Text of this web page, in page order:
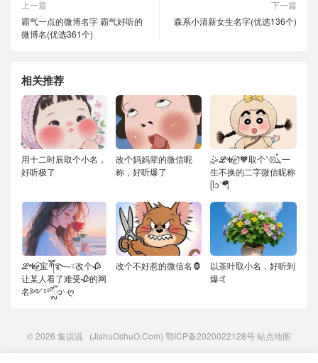
上一篇
霸气一点的微博名字 霸气好听的
微博名(优选361个)
下一篇
森系小清新女生名字(优选136个)
相关推荐
用十二时辰取个小名，
好听极了
改个妈妈辈的微信昵
称，好听爆了
🤹ℒᎭℯ⃝“🧡取个˚𑁍ࠬܓ一
生不换的二字微信昵称
ᥫᦱᐝ🪂
ℒᎭℯ⃝宝ཀོོ࿐˶⍤改个🥀
让某人看了难受🥀的网
名༻⁵²⁰ᬽ࿙ღ
改个不好惹的微信名🦍
以茶叶取小名，好听到
爆🤙
© 2026 集说说 (JishuOshuO.Com) 鄂ICP备2020022128号站点地图